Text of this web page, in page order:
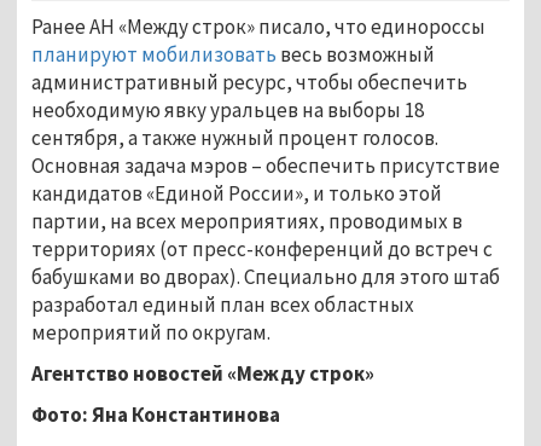
Ранее АН «Между строк» писало, что единороссы
планируют мобилизовать весь возможный
административный ресурс, чтобы обеспечить
необходимую явку уральцев на выборы 18
сентября, а также нужный процент голосов.
Основная задача мэров – обеспечить присутствие
кандидатов «Единой России», и только этой
партии, на всех мероприятиях, проводимых в
территориях (от пресс-конференций до встреч с
бабушками во дворах). Специально для этого штаб
разработал единый план всех областных
мероприятий по округам.
Агентство новостей «Между строк»
Фото: Яна Константинова